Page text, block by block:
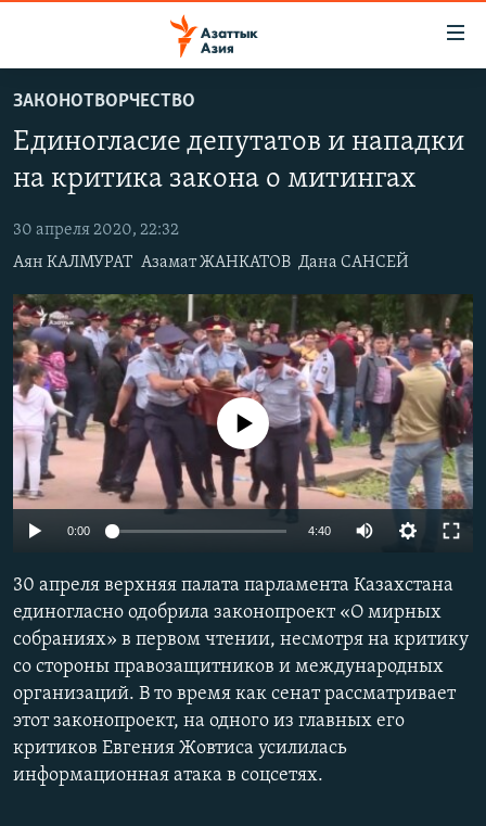
основному
содержанию
Вернутся
Вернутся
поиску
КАЗАХСТАН
КЫРГЫЗСТАН
УЗБЕКИСТАН
ТАДЖИКИСТАН
НОВОСТИ
ВОЙНА В УКРАИНЕ
НА ДРУГИХ ЯЗЫКАХ
ҚАЗАҚША
КЫРГЫЗЧА
ЎЗБЕКЧА
ТОҶИКӢ
TÜRKMENÇE
ПОДПИШИТЕСЬ НА НАС В СОЦСЕТЯХ
Все сайты РСЕ/РС
ЗАКОНОТВОРЧЕСТВО
Единогласие депутатов и нападки
на критика закона о митингах
30 апреля 2020, 22:32
Аян КАЛМУРАТ Азамат ЖАНКАТОВ Дана САНСЕЙ
360p
No media source currently available
0:00 4:40
404p
1080p
30 апреля верхняя палата парламента Казахстана
единогласно одобрила законопроект «О мирных
собраниях» в первом чтении, несмотря на критику
со стороны правозащитников и международных
организаций. В то время как сенат рассматривает
этот законопроект, на одного из главных его
критиков Евгения Жовтиса усилилась
информационная атака в соцсетях.